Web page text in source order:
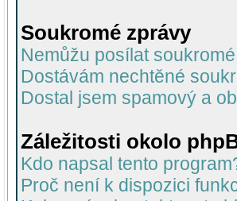
Soukromé zprávy
Nemůžu posílat
Dostávám nechtěné
Dostal jsem spamový a
Záležitosti okolo
Kdo napsal tento
Proč není k dispozici